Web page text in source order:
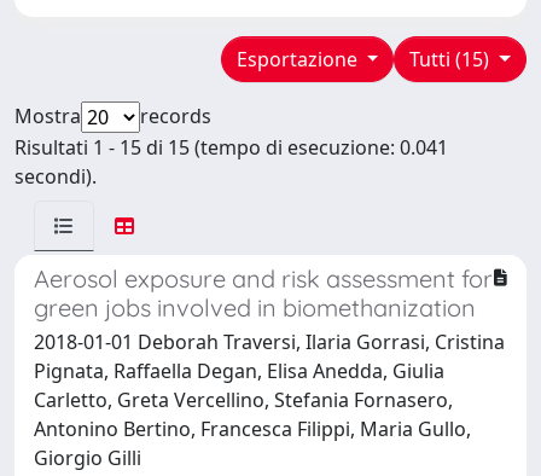
Tutti (15)
Esportazione
Mostra
records
Risultati 1 - 15 di 15 (tempo di esecuzione: 0.041
secondi).
Aerosol exposure and risk assessment for
green jobs involved in biomethanization
2018-01-01 Deborah Traversi, Ilaria Gorrasi, Cristina
Pignata, Raffaella Degan, Elisa Anedda, Giulia
Carletto, Greta Vercellino, Stefania Fornasero,
Antonino Bertino, Francesca Filippi, Maria Gullo,
Giorgio Gilli